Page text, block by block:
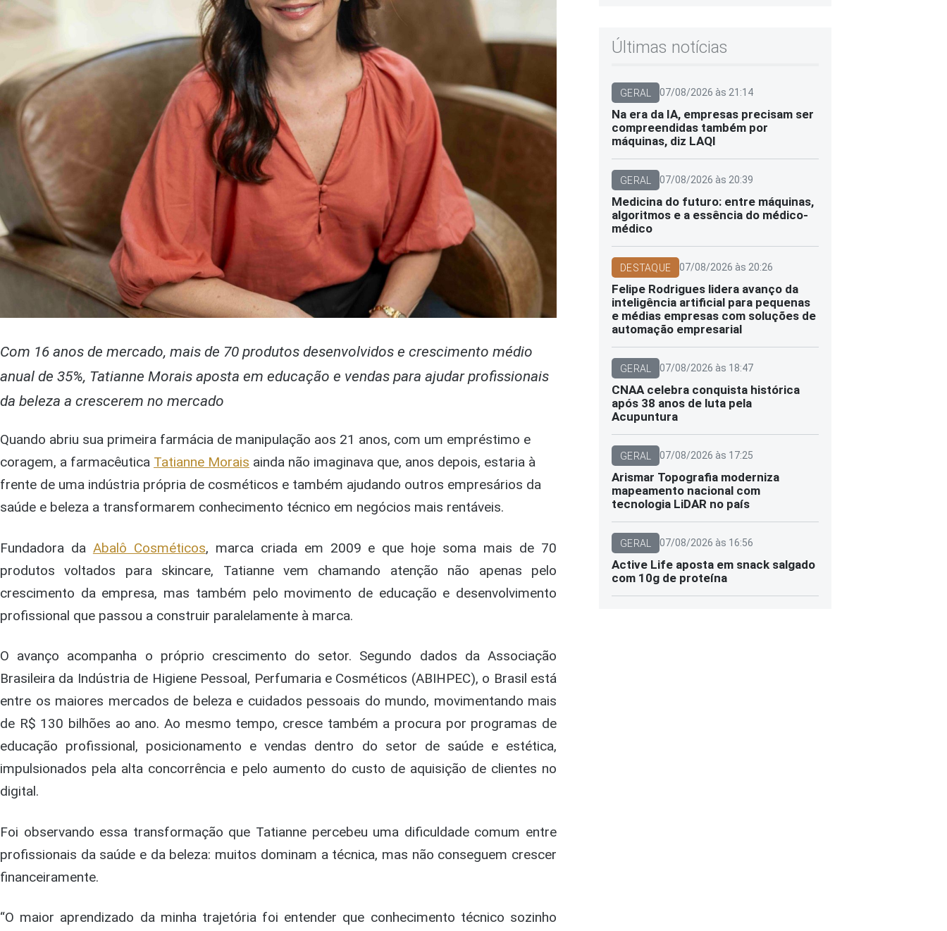
Com 16 anos de mercado, mais de 70 produtos desenvolvidos e crescimento médio
anual de 35%, Tatianne Morais aposta em educação e vendas para ajudar profissionais
da beleza a crescerem no mercado
Quando abriu sua primeira farmácia de manipulação aos 21 anos, com um empréstimo e
coragem, a farmacêutica Tatianne Morais ainda não imaginava que, anos depois, estaria à
frente de uma indústria própria de cosméticos e também ajudando outros empresários da
saúde e beleza a transformarem conhecimento técnico em negócios mais rentáveis.
Fundadora da Abalô Cosméticos, marca criada em 2009 e que hoje soma mais de 70
produtos voltados para skincare, Tatianne vem chamando atenção não apenas pelo
crescimento da empresa, mas também pelo movimento de educação e desenvolvimento
profissional que passou a construir paralelamente à marca.
O avanço acompanha o próprio crescimento do setor. Segundo dados da Associação
Brasileira da Indústria de Higiene Pessoal, Perfumaria e Cosméticos (ABIHPEC), o Brasil está
entre os maiores mercados de beleza e cuidados pessoais do mundo, movimentando mais
de R$ 130 bilhões ao ano. Ao mesmo tempo, cresce também a procura por programas de
educação profissional, posicionamento e vendas dentro do setor de saúde e estética,
impulsionados pela alta concorrência e pelo aumento do custo de aquisição de clientes no
digital.
Foi observando essa transformação que Tatianne percebeu uma dificuldade comum entre
profissionais da saúde e da beleza: muitos dominam a técnica, mas não conseguem crescer
financeiramente.
“O maior aprendizado da minha trajetória foi entender que conhecimento técnico sozinho
Últimas notícias
GERAL 07/08/2026 às 21:14
Na era da IA, empresas precisam ser
compreendidas também por
máquinas, diz LAQI
GERAL 07/08/2026 às 20:39
Medicina do futuro: entre máquinas,
algoritmos e a essência do médico-
médico
DESTAQUE 07/08/2026 às 20:26
Felipe Rodrigues lidera avanço da
inteligência artificial para pequenas
e médias empresas com soluções de
automação empresarial
GERAL 07/08/2026 às 18:47
CNAA celebra conquista histórica
após 38 anos de luta pela
Acupuntura
GERAL 07/08/2026 às 17:25
Arismar Topografia moderniza
mapeamento nacional com
tecnologia LiDAR no país
GERAL 07/08/2026 às 16:56
Active Life aposta em snack salgado
com 10g de proteína